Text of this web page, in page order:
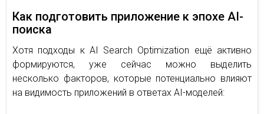
Как подготовить приложение к эпохе AI-
поиска
Хотя подходы к AI Search Optimization ещё активно
формируются, уже сейчас можно выделить
несколько факторов, которые потенциально влияют
на видимость приложений в ответах AI-моделей: